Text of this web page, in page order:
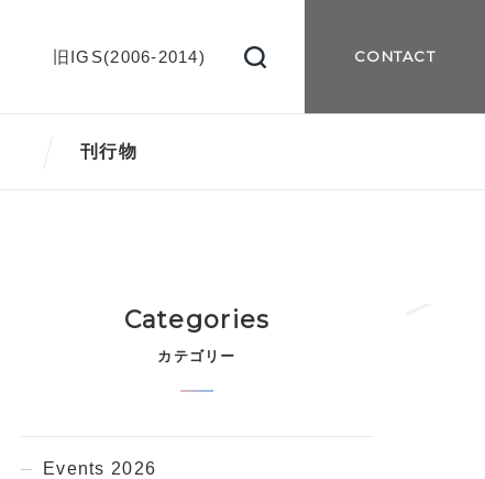
旧IGS(2006-2014) CONTACT
刊行物
Categories
カテゴリー
Events 2026